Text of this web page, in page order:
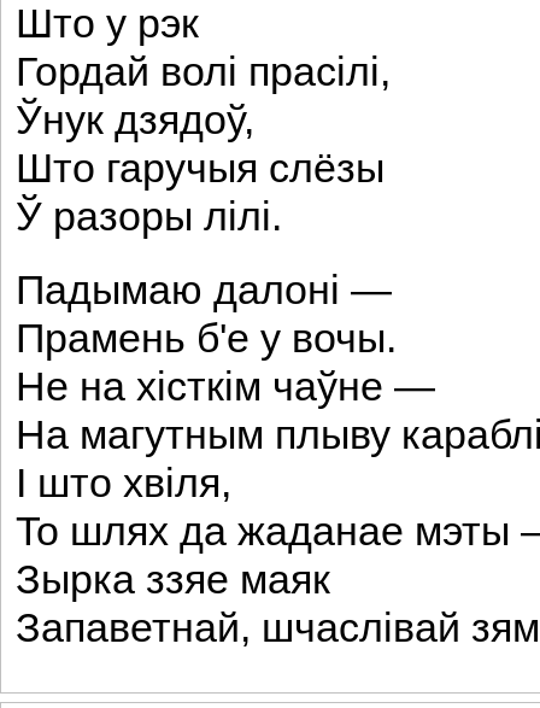
Што у рэк
Гордай волі прасілі,
Ўнук дзядоў,
Што гаручыя слёзы
Ў разоры лілі.
Падымаю далоні —
Прамень б'е у вочы.
He на хісткім чаўне —
На магутным плыву
I што хвіля,
To шлях да жаданае мэты
Зырка ззяе маяк
Запаветнай, шчаслівай